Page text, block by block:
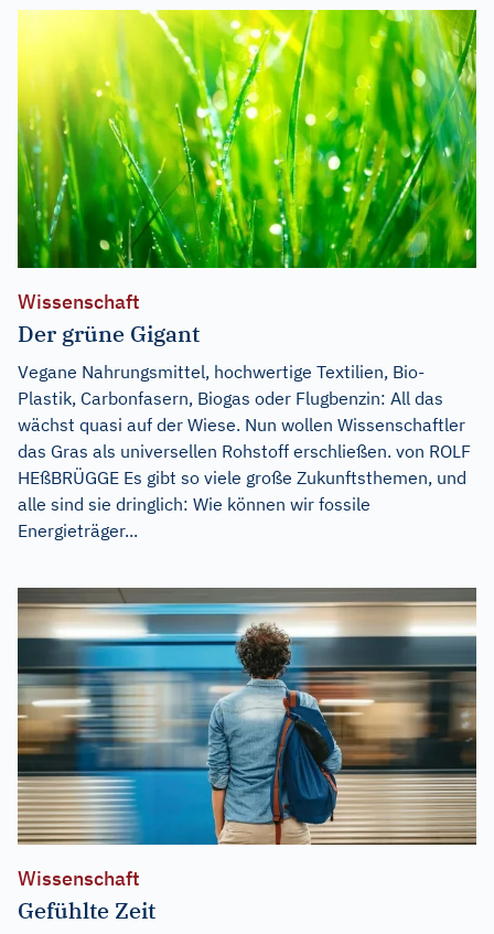
Wissenschaft
Der grüne Gigant
Vegane Nahrungsmittel, hochwertige Textilien, Bio-
Plastik, Carbonfasern, Biogas oder Flugbenzin: All das
wächst quasi auf der Wiese. Nun wollen Wissenschaftler
das Gras als universellen Rohstoff erschließen. von ROLF
HEßBRÜGGE Es gibt so viele große Zukunftsthemen, und
alle sind sie dringlich: Wie können wir fossile
Energieträger...
Wissenschaft
Gefühlte Zeit